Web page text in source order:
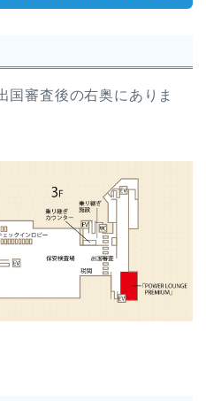
国審査後の右奥にありま